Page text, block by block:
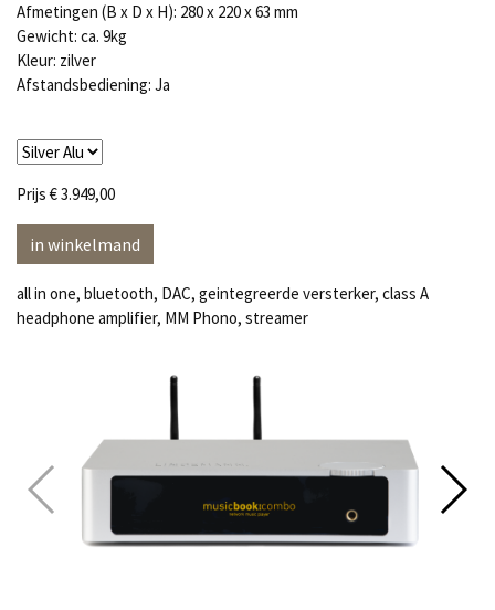
Afmetingen (B x D x H): 280 x 220 x 63 mm
Gewicht: ca. 9kg
Kleur: zilver
Afstandsbediening: Ja
Prijs€ 3.949,00
in winkelmand
all in one, bluetooth, DAC, geintegreerde versterker, class A
headphone amplifier, MM Phono, streamer